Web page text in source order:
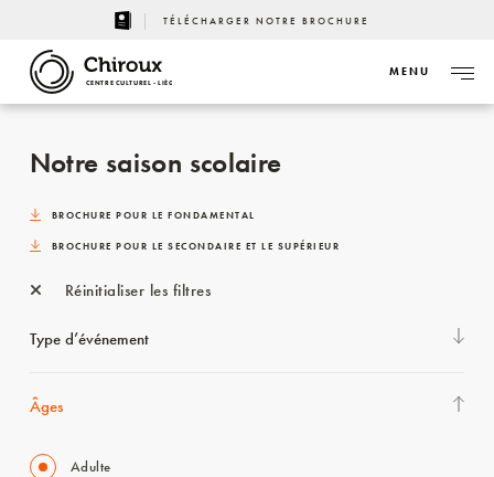
TÉLÉCHARGER NOTRE BROCHURE
CENTRE CULTUREL - LIÈGE
MENU
Notre saison scolaire
BROCHURE POUR LE FONDAMENTAL
BROCHURE POUR LE SECONDAIRE ET LE SUPÉRIEUR
Réinitialiser les filtres
Type d’événement
Âges
Adulte